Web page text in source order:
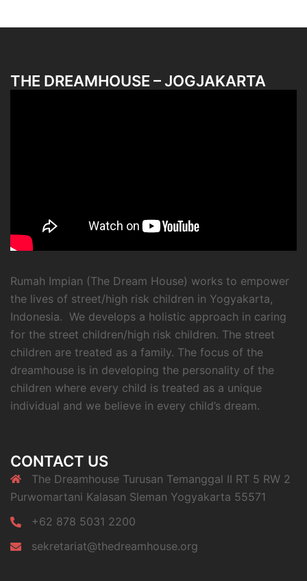
THE DREAMHOUSE – JOGJAKARTA
Rumah Impian (The Dream House) works to empower
the lives of street/high risk children in Yogyakarta,
Indonesia. We develops a holistic approach in caring
for the street children/high risk children. The street
children are treated as a family. The focus of the
dreamhouse is in developing the personality of the
children where every child is treated as a unique
individual and we believe in every child’s dream.
CONTACT US
The Dreamhouse Turusan Temanggal II RT 5 RW 2
Purwomartani Kalasan Sleman Yogyakarta 55571
+62 878 5031 2200
sekretariat@thedreamhouse.org